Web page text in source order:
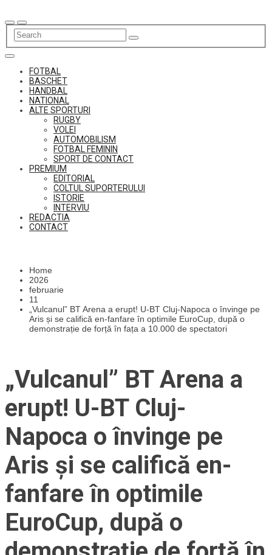
to
content
FOTBAL
BASCHET
HANDBAL
NATIONAL
ALTE SPORTURI
RUGBY
VOLEI
AUTOMOBILISM
FOTBAL FEMININ
SPORT DE CONTACT
PREMIUM
EDITORIAL
COLTUL SUPORTERULUI
ISTORIE
INTERVIU
REDACTIA
CONTACT
Home
2026
februarie
11
„Vulcanul” BT Arena a erupt! U-BT Cluj-Napoca o învinge pe
Aris și se califică en-fanfare în optimile EuroCup, după o
demonstrație de forță în fața a 10.000 de spectatori
„Vulcanul” BT Arena a
erupt! U-BT Cluj-
Napoca o învinge pe
Aris și se califică en-
fanfare în optimile
EuroCup, după o